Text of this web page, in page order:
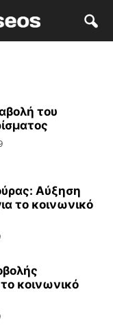
του
Αύξηση
το κοινωνικό
κοινωνικό